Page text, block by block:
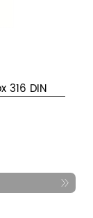
316 DIN